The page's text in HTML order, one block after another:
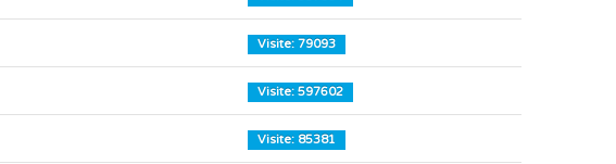
Visite: 79093
Visite: 597602
Visite: 85381